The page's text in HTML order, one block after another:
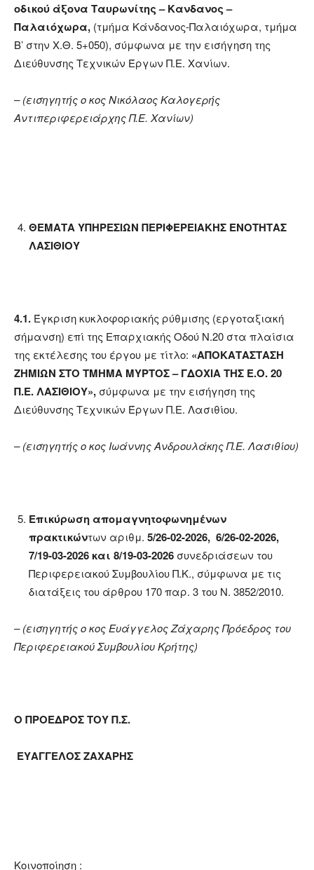
οδικού άξονα Ταυρωνίτης – Κανδανος –
Παλαιόχωρα, (τμήμα Κάνδανος-Παλαιόχωρα, τμήμα
Β’ στην Χ.Θ. 5+050), σύμφωνα με την εισήγηση της
Διεύθυνσης Τεχνικών Έργων Π.Ε. Χανίων.
– (εισηγητής ο κος Νικόλαος Καλογερής
Αντιπεριφερειάρχης Π.Ε. Χανίων)
ΘΕΜΑΤΑ ΥΠΗΡΕΣΙΩΝ ΠΕΡΙΦΕΡΕΙΑΚΗΣ ΕΝΟΤΗΤΑΣ
ΛΑΣΙΘΙΟΥ
4.1. Έγκριση κυκλοφοριακής ρύθμισης (εργοταξιακή
σήμανση) επί της Επαρχιακής Οδού Ν.20 στα πλαίσια
της εκτέλεσης του έργου με τίτλο: «ΑΠΟΚΑΤΑΣΤΑΣΗ
ΖΗΜΙΩΝ ΣΤΟ ΤΜΗΜΑ ΜΥΡΤΟΣ – ΓΔΟΧΙΑ ΤΗΣ Ε.Ο. 20
Π.Ε. ΛΑΣΙΘΙΟΥ», σύμφωνα με την εισήγηση της
Διεύθυνσης Τεχνικών Έργων Π.Ε. Λασιθίου.
– (εισηγητής ο κος Ιωάννης Ανδρουλάκης Π.Ε. Λασιθίου)
Επικύρωση απομαγνητοφωνημένων
πρακτικώντων αριθμ. 5/26-02-2026, 6/26-02-2026,
7/19-03-2026 και 8/19-03-2026 συνεδριάσεων του
Περιφερειακού Συμβουλίου Π.Κ., σύμφωνα με τις
διατάξεις του άρθρου 170 παρ. 3 του Ν. 3852/2010.
– (εισηγητής ο κος Ευάγγελος Ζάχαρης Πρόεδρος του
Περιφερειακού ΣυμβουλίουΚρήτης)
Ο ΠΡΟΕΔΡΟΣ ΤΟΥ Π.Σ.
ΕΥΑΓΓΕΛΟΣ ΖΑΧΑΡΗΣ
Κοινοποίηση :